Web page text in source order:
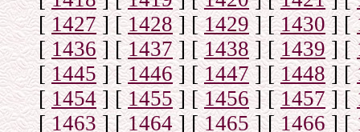
[1427] [1428] [1429 ] [1430] [
[1436] [1437] [1438] [1439] [
[1445] [1446] [1447] [1448] [
[1454] [1455] [1456] [1457] [
[1463] [1464] [1465] [1466] [